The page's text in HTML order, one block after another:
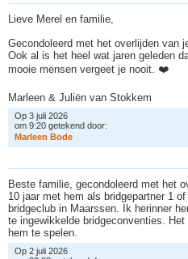
Lieve Merel en familie,
Gecondoleerd met het overlijden van
Ook al is het heel wat jaren geleden
mooie mensen vergeet je nooit. ❤️
Marleen & Juliën van Stokkem
Op 3 juli 2026
om 9:20 getekend door:
Mar een Bode
Beste familie, gecondoleerd met het
10 jaar met hem als bridgepartner 1
bridgeclub in Maarssen. Ik herinner
te ingewikkelde bridgeconventies.
hem te spelen.
Op 2 juli 2026